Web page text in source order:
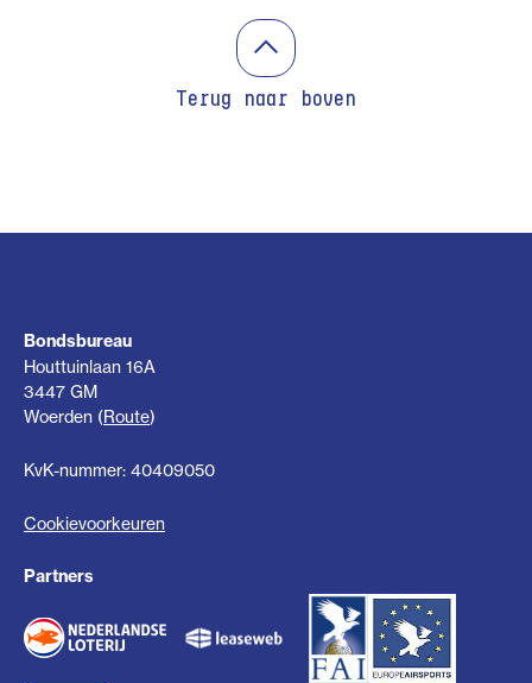
Terug naar boven
Bondsbureau
Houttuinlaan 16A
3447 GM
Woerden (Route)
KvK-nummer: 40409050
Cookievoorkeuren
Partners